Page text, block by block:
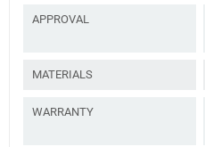
APPROVAL
MATERIALS
WARRANTY